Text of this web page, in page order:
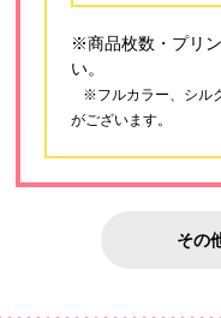
※商品枚数・プリ
い。
※フルカラー、シル
がございます。
その